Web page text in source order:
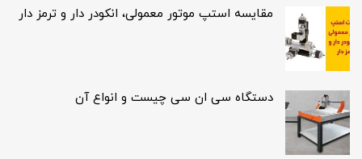
مقایسه استپ موتور معمولی، انکودر دار و ترمز دار
دستگاه سی ان سی چیست و انواع آن